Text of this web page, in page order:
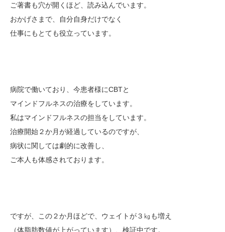
ご著書も穴が開くほど、読み込んでいます。
おかげさまで、自分自身だけでなく
仕事にもとても役立っています。
病院で働いており、今患者様にCBTと
マインドフルネスの治療をしています。
私はマインドフルネスの担当をしています。
治療開始２か月が経過しているのですが、
病状に関しては劇的に改善し、
ご本人も体感されております。
ですが、この２か月ほどで、ウェイトが３㎏も増え
（体脂肪数値が上がっています）、検証中です。